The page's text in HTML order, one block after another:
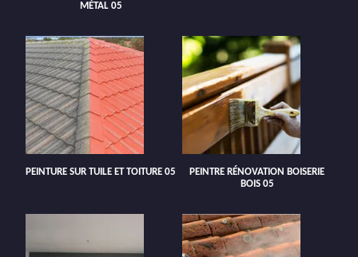
MÉTAL 05
PEINTURE SUR TUILE ET TOITURE 05
PEINTRE RÉNOVATION BOISERIE
BOIS 05